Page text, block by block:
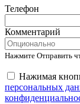
Телефон
Комментарий
Нажмите Отправить
Нажимая
персональных